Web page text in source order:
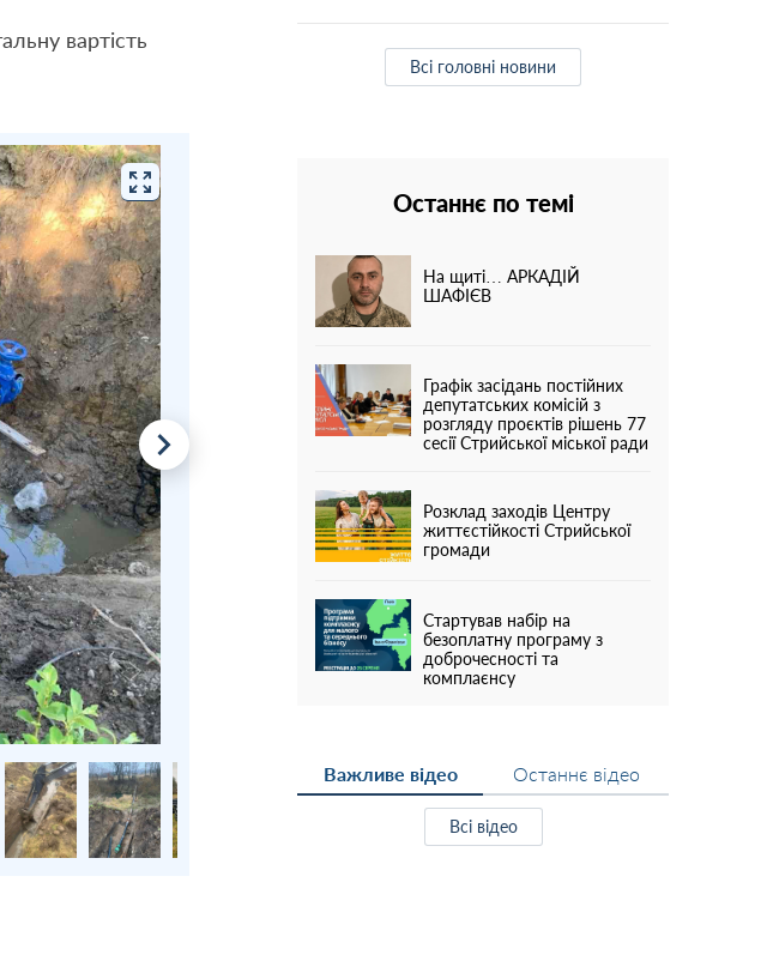
вартість
Всі головні новини
Останнє по темі
На щиті… АРКАДІЙ
ШАФІЄВ
Графік засідань постійних
депутатських комісій з
розгляду проєктів рішень 77
сесії Стрийської міської ради
Розклад заходів Центру
життєстійкості Стрийської
громади
Стартував набір на
безоплатну програму з
доброчесності та
комплаєнсу
Важливе відео Останнє відео
Всі відео